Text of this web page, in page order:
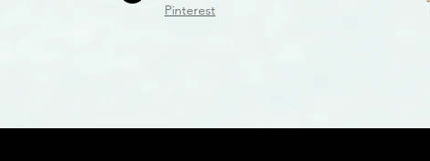
Pinterest